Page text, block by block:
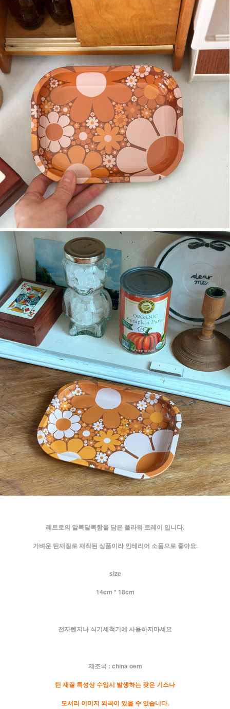
레트로의 알록달록함을 담은 플라워 트레이 입니다.
가벼운 틴재질로 재작된 상품이라 인테리어 소품으로 좋아요.
size
14cm * 18cm
전자렌지나 식기세척기에 사용하지마세요
제조국 : china oem
틴 재질 특성상 수입시 발생하는 잦은 기스나
모서리 이미지 외곡이 있을 수 있습니다.